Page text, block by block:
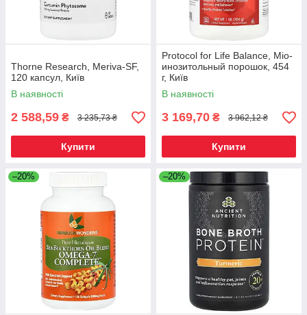
Thorne Research, Meriva-SF,
120 капсул, Київ
В наявності
2 588,59 ₴ 3 235,73 ₴
Купити
Protocol for Life Balance, Міо-
инозитольный порошок, 454
г, Київ
В наявності
3 169,70 ₴ 3 962,12 ₴
Купити
–20% –20%